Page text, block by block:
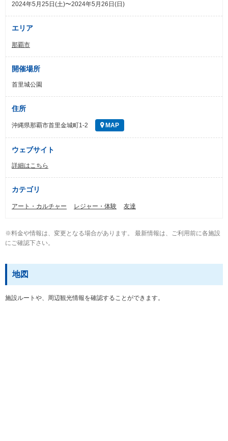
2024年5月25日(土)〜2024年5月26日(日)
エリア
那覇市
開催場所
首里城公園
住所
沖縄県那覇市首里金城町1-2 MAP
ウェブサイト
詳細はこちら
カテゴリ
アート・カルチャー レジャー・体験 友達
※料金や情報は、変更となる場合があります。 最新情報は、ご利用前に各施設
にご確認下さい。
地図
施設ルートや、周辺観光情報を確認することができます。